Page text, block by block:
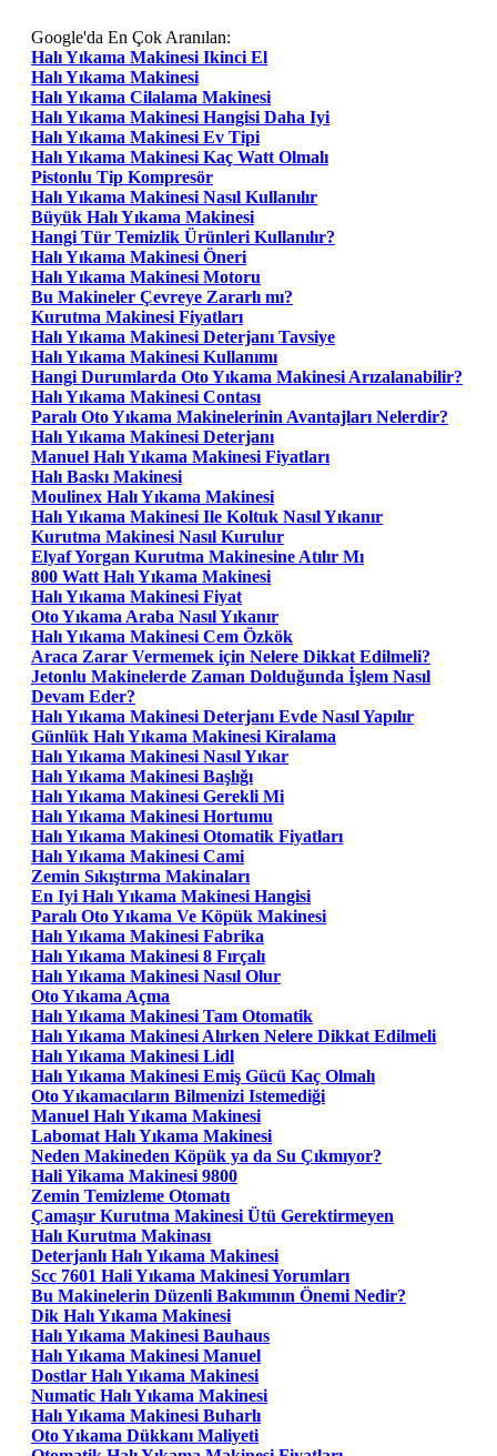
Google'da En Çok Aranılan:
Halı Yıkama Makinesi Ikinci El
Halı Yıkama Makinesi
Halı Yıkama Cilalama Makinesi
Halı Yıkama Makinesi Hangisi Daha Iyi
Halı Yıkama Makinesi Ev Tipi
Halı Yıkama Makinesi Kaç Watt Olmalı
Pistonlu Tip Kompresör
Halı Yıkama Makinesi Nasıl Kullanılır
Büyük Halı Yıkama Makinesi
Hangi Tür Temizlik Ürünleri Kullanılır?
Halı Yıkama Makinesi Öneri
Halı Yıkama Makinesi Motoru
Bu Makineler Çevreye Zararlı mı?
Kurutma Makinesi Fiyatları
Halı Yıkama Makinesi Deterjanı Tavsiye
Halı Yıkama Makinesi Kullanımı
Hangi Durumlarda Oto Yıkama Makinesi Arızalanabilir?
Halı Yıkama Makinesi Contası
Paralı Oto Yıkama Makinelerinin Avantajları Nelerdir?
Halı Yıkama Makinesi Deterjanı
Manuel Halı Yıkama Makinesi Fiyatları
Halı Baskı Makinesi
Moulinex Halı Yıkama Makinesi
Halı Yıkama Makinesi Ile Koltuk Nasıl Yıkanır
Kurutma Makinesi Nasıl Kurulur
Elyaf Yorgan Kurutma Makinesine Atılır Mı
800 Watt Halı Yıkama Makinesi
Halı Yıkama Makinesi Fiyat
Oto Yıkama Araba Nasıl Yıkanır
Halı Yıkama Makinesi Cem Özkök
Araca Zarar Vermemek için Nelere Dikkat Edilmeli?
Jetonlu Makinelerde Zaman Dolduğunda İşlem Nasıl
Devam Eder?
Halı Yıkama Makinesi Deterjanı Evde Nasıl Yapılır
Günlük Halı Yıkama Makinesi Kiralama
Halı Yıkama Makinesi Nasıl Yıkar
Halı Yıkama Makinesi Başlığı
Halı Yıkama Makinesi Gerekli Mi
Halı Yıkama Makinesi Hortumu
Halı Yıkama Makinesi Otomatik Fiyatları
Halı Yıkama Makinesi Cami
Zemin Sıkıştırma Makinaları
En Iyi Halı Yıkama Makinesi Hangisi
Paralı Oto Yıkama Ve Köpük Makinesi
Halı Yıkama Makinesi Fabrika
Halı Yıkama Makinesi 8 Fırçalı
Halı Yıkama Makinesi Nasıl Olur
Oto Yıkama Açma
Halı Yıkama Makinesi Tam Otomatik
Halı Yıkama Makinesi Alırken Nelere Dikkat Edilmeli
Halı Yıkama Makinesi Lidl
Halı Yıkama Makinesi Emiş Gücü Kaç Olmalı
Oto Yıkamacıların Bilmenizi Istemediği
Manuel Halı Yıkama Makinesi
Labomat Halı Yıkama Makinesi
Neden Makineden Köpük ya da Su Çıkmıyor?
Hali Yikama Makinesi 9800
Zemin Temizleme Otomatı
Çamaşır Kurutma Makinesi Ütü Gerektirmeyen
Halı Kurutma Makinası
Deterjanlı Halı Yıkama Makinesi
Scc 7601 Hali Yıkama Makinesi Yorumları
Bu Makinelerin Düzenli Bakımının Önemi Nedir?
Dik Halı Yıkama Makinesi
Halı Yıkama Makinesi Bauhaus
Halı Yıkama Makinesi Manuel
Dostlar Halı Yıkama Makinesi
Numatic Halı Yıkama Makinesi
Halı Yıkama Makinesi Buharlı
Oto Yıkama Dükkanı Maliyeti